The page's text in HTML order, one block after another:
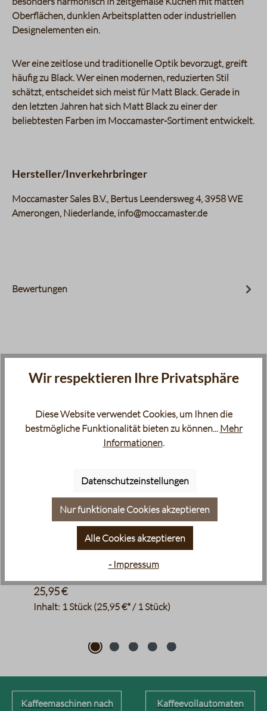
Oberflächen, dunklen Arbeitsplatten oder industriellen
Designelementen ein.
Wer eine zeitlose und traditionelle Optik bevorzugt, greift
häufig zu Black. Wer einen modernen, reduzierten Stil
schätzt, entscheidet sich meist für Matt Black. Gerade in
den letzten Jahren hat sich Matt Black zu einer der
beliebtesten Farben im Moccamaster-Sortiment entwickelt.
Hersteller/Inverkehrbringer
Moccamaster Sales B.V., Bertus Leendersweg 4, 3958 WE
Amerongen, Niederlande, info@moccamaster.de
Bewertungen
Moccamaster - Ersatz Glaskanne für KBG
Select und 744 mit 1,25 L
Inhalt: 1 Stück(25,95 €* / 1 Stück)
25,95 €
Kaffeemaschinen nach
Kaffeevollautomaten
Wir respektieren Ihre Privatsphäre
Diese Website verwendet Cookies, um Ihnen die
bestmögliche Funktionalität bieten zu können... Mehr
Informationen.
Datenschutzeinstellungen
Nur funktionale Cookies akzeptieren
Alle Cookies akzeptieren
- Impressum